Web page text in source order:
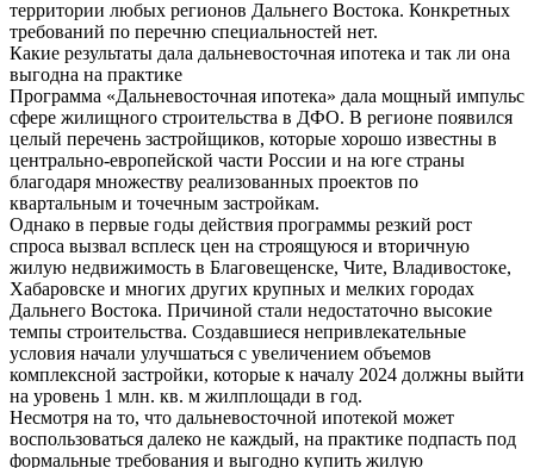
территории любых регионов Дальнего Востока. Конкретных
требований по перечню специальностей нет.
Какие результаты дала дальневосточная ипотека и так ли она
выгодна на практике
Программа «Дальневосточная ипотека» дала мощный импульс
сфере жилищного строительства в ДФО. В регионе появился
целый перечень застройщиков, которые хорошо известны в
центрально-европейской части России и на юге страны
благодаря множеству реализованных проектов по
квартальным и точечным застройкам.
Однако в первые годы действия программы резкий рост
спроса вызвал всплеск цен на строящуюся и вторичную
жилую недвижимость в Благовещенске, Чите, Владивостоке,
Хабаровске и многих других крупных и мелких городах
Дальнего Востока. Причиной стали недостаточно высокие
темпы строительства. Создавшиеся непривлекательные
условия начали улучшаться с увеличением объемов
комплексной застройки, которые к началу 2024 должны выйти
на уровень 1 млн. кв. м жилплощади в год.
Несмотря на то, что дальневосточной ипотекой может
воспользоваться далеко не каждый, на практике подпасть под
формальные требования и выгодно купить жилую